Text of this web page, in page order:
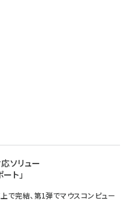
ソリュー
ト」
で完結、第1弾でマウスコンピュー